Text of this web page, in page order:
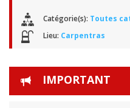
Catégorie(s): Toutes
Lieu: Carpentras
IMPORTANT